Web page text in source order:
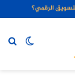
الرقمي؟
الوضع